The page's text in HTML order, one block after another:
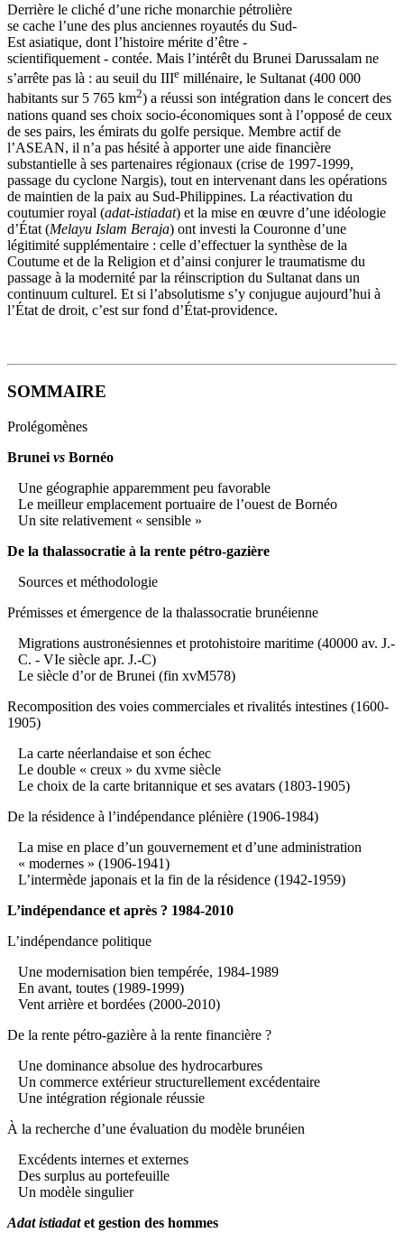
Derrière le cliché d’une riche monarchie pétrolière
se cache l’une des plus anciennes royautés du Sud-
Est asiatique, dont l’histoire mérite d’être -
scientifiquement - contée. Mais l’intérêt du Brunei Darussalam ne
s’arrête pas là : au seuil du IIIe millénaire, le Sultanat (400 000
habitants sur 5 765 km2) a réussi son intégration dans le concert des
nations quand ses choix socio-économiques sont à l’opposé de ceux
de ses pairs, les émirats du golfe persique. Membre actif de
l’ASEAN, il n’a pas hésité à apporter une aide financière
substantielle à ses partenaires régionaux (crise de 1997-1999,
passage du cyclone Nargis), tout en intervenant dans les opérations
de maintien de la paix au Sud-Philippines. La réactivation du
coutumier royal (adat-istiadat) et la mise en œuvre d’une idéologie
d’État (Melayu Islam Beraja) ont investi la Couronne d’une
légitimité supplémentaire : celle d’effectuer la synthèse de la
Coutume et de la Religion et d’ainsi conjurer le traumatisme du
passage à la modernité par la réinscription du Sultanat dans un
continuum culturel. Et si l’absolutisme s’y conjugue aujourd’hui à
l’État de droit, c’est sur fond d’État-providence.
SOMMAIRE
Prolégomènes
Brunei vs Bornéo
Une géographie apparemment peu favorable
Le meilleur emplacement portuaire de l’ouest de Bornéo
Un site relativement « sensible »
De la thalassocratie à la rente pétro-gazière
Sources et méthodologie
Prémisses et émergence de la thalassocratie brunéienne
Migrations austronésiennes et protohistoire maritime (40000 av. J.-
C. - VIe siècle apr. J.-C)
Le siècle d’or de Brunei (fin xvM578)
Recomposition des voies commerciales et rivalités intestines (1600-
1905)
La carte néerlandaise et son échec
Le double « creux » du xvme siècle
Le choix de la carte britannique et ses avatars (1803-1905)
De la résidence à l’indépendance plénière (1906-1984)
La mise en place d’un gouvernement et d’une administration
« modernes » (1906-1941)
L’intermède japonais et la fin de la résidence (1942-1959)
L’indépendance et après ? 1984-2010
L’indépendance politique
Une modernisation bien tempérée, 1984-1989
En avant, toutes (1989-1999)
Vent arrière et bordées (2000-2010)
De la rente pétro-gazière à la rente financière ?
Une dominance absolue des hydrocarbures
Un commerce extérieur structurellement excédentaire
Une intégration régionale réussie
À la recherche d’une évaluation du modèle brunéien
Excédents internes et externes
Des surplus au portefeuille
Un modèle singulier
Adat istiadatet gestion des hommes